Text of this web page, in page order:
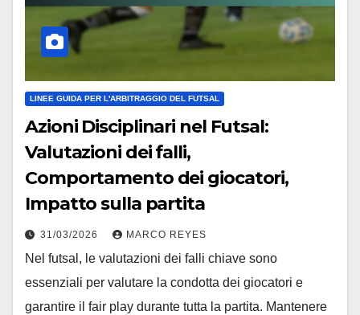
LINEE GUIDA PER L'ARBITRAGGIO DEL FUTSAL
Azioni Disciplinari nel Futsal:
Valutazioni dei falli,
Comportamento dei giocatori,
Impatto sulla partita
31/03/2026 MARCO REYES
Nel futsal, le valutazioni dei falli chiave sono
essenziali per valutare la condotta dei giocatori e
garantire il fair play durante tutta la partita. Mantenere